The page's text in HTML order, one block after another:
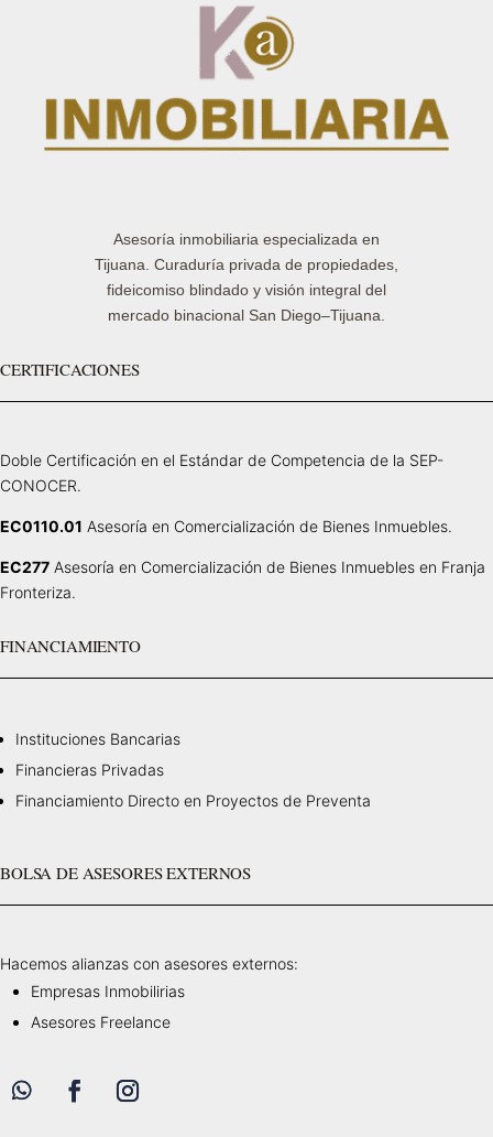
Asesoría inmobiliaria especializada en
Tijuana. Curaduría privada de propiedades,
fideicomiso blindado y visión integral del
mercado binacional San Diego–Tijuana.
CERTIFICACIONES
Doble Certificación en el Estándar de Competencia de la SEP-
CONOCER.
EC0110.01 Asesoría en Comercialización de Bienes Inmuebles.
EC277 Asesoría en Comercialización de Bienes Inmuebles en Franja
Fronteriza.
FINANCIAMIENTO
Instituciones Bancarias
Financieras Privadas
Financiamiento Directo en Proyectos de Preventa
BOLSA DE ASESORES EXTERNOS
Hacemos alianzas con asesores externos:
Empresas Inmobilirias
Asesores Freelance